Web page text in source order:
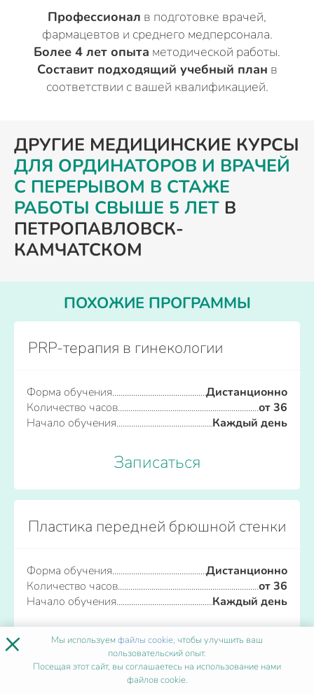
Профессионал в подготовке врачей,
фармацевтов и среднего медперсонала.
Более 4 лет опыта методической работы.
Составит подходящий учебный план в
соответствии с вашей квалификацией.
ДРУГИЕ МЕДИЦИНСКИЕ КУРСЫ
ДЛЯ ОРДИНАТОРОВ И ВРАЧЕЙ
С ПЕРЕРЫВОМ В СТАЖЕ
РАБОТЫ СВЫШЕ 5 ЛЕТ В
ПЕТРОПАВЛОВСК-
КАМЧАТСКОМ
ПОХОЖИЕ ПРОГРАММЫ
PRP-терапия в гинекологии
Форма обучения
Дистанционно
Количество часов
от 36
Начало обучения
Каждый день
Записаться
Пластика передней брюшной стенки
Форма обучения
Дистанционно
Количество часов
от 36
Начало обучения
Каждый день
Записаться
× Мы используемфайлы cookie, чтобы улучшить ваш
пользовательский опыт.
Посещая этот сайт, вы соглашаетесь на использование нами
файлов cookie.